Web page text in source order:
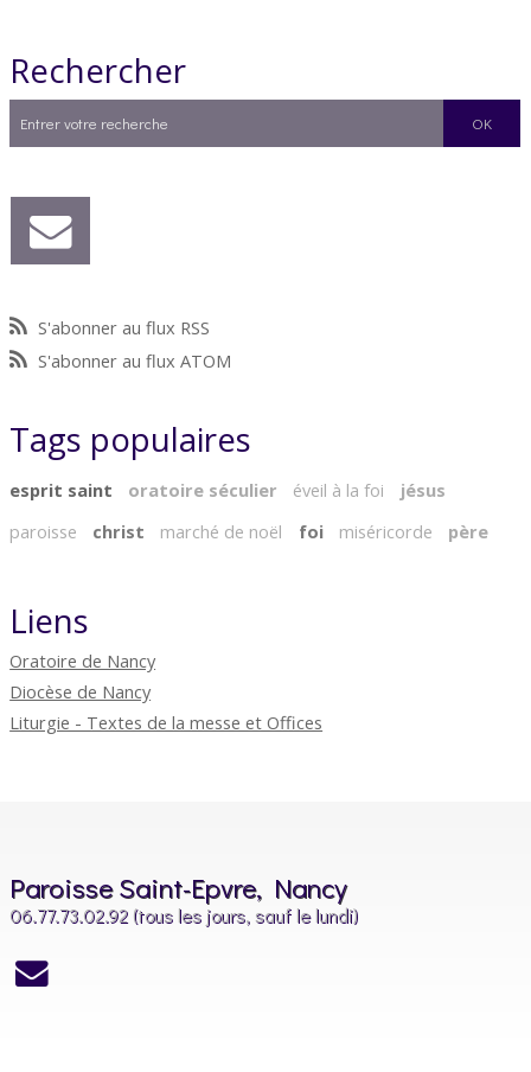
Rechercher
S'abonner au flux RSS
S'abonner au flux ATOM
Tags populaires
esprit saint oratoire séculier éveil à la foi
jésus
paroisse
christ marché de noël foi miséricorde père
Liens
Oratoire de Nancy
Diocèse de Nancy
Liturgie - Textes de la messe et Offices
Paroisse Saint-Epvre, Nancy
06.77.73.02.92 (tous les jours, sauf le lundi)